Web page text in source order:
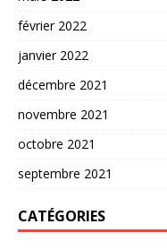
février 2022
janvier 2022
décembre 2021
novembre 2021
octobre 2021
septembre 2021
CATÉGORIES